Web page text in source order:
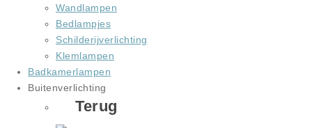
Wandlampen
Bedlampjes
Schilderijverlichting
Klemlampen
Badkamerlampen
Buitenverlichting
Terug